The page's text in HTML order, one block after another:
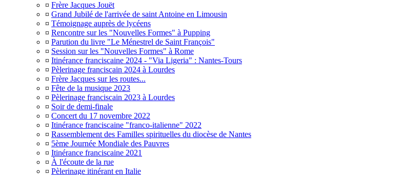
¤ Frère Jacques Jouët
¤ Grand Jubilé de l'arrivée de saint Antoine en Limousin
¤ Témoignage auprès de lycéens
¤ Rencontre sur les "Nouvelles Formes" à Pupping
¤ Parution du livre "Le Ménestrel de Saint François"
¤ Session sur les "Nouvelles Formes" à Rome
¤ Itinérance franciscaine 2024 - "Via Ligeria" : Nantes-Tours
¤ Pèlerinage franciscain 2024 à Lourdes
¤ Frère Jacques sur les routes...
¤ Fête de la musique 2023
¤ Pèlerinage franciscain 2023 à Lourdes
¤ Soir de demi-finale
¤ Concert du 17 novembre 2022
¤ Itinérance franciscaine "franco-italienne" 2022
¤ Rassemblement des Familles spirituelles du diocèse de Nantes
¤ 5ème Journée Mondiale des Pauvres
¤ Itinérance franciscaine 2021
¤ À l'écoute de la rue
¤ Pèlerinage itinérant en Italie